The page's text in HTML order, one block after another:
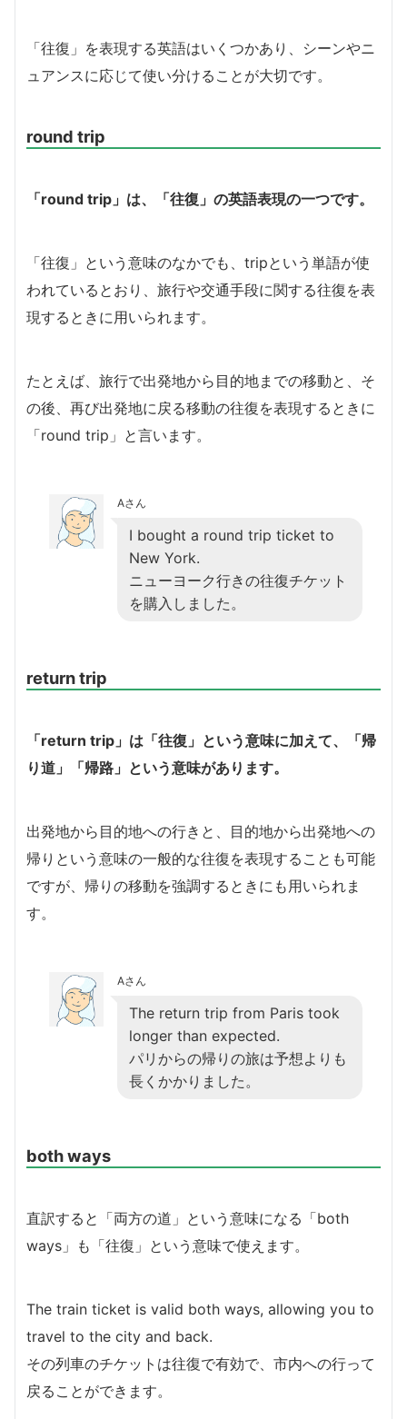
「往復」を表現する英語はいくつかあり、シーンやニ
ュアンスに応じて使い分けることが大切です。
round trip
「round trip」は、「往復」の英語表現の一つです。
「往復」という意味のなかでも、tripという単語が使
われているとおり、旅行や交通手段に関する往復を表
現するときに用いられます。
たとえば、旅行で出発地から目的地までの移動と、そ
の後、再び出発地に戻る移動の往復を表現するときに
「round trip」と言います。
Aさん
I bought a round trip ticket to
New York.
ニューヨーク行きの往復チケット
を購入しました。
return trip
「return trip」は「往復」という意味に加えて、「帰
り道」「帰路」という意味があります。
出発地から目的地への行きと、目的地から出発地への
帰りという意味の一般的な往復を表現することも可能
ですが、帰りの移動を強調するときにも用いられま
す。
Aさん
The return trip from Paris took
longer than expected.
パリからの帰りの旅は予想よりも
長くかかりました。
both ways
直訳すると「両方の道」という意味になる「both
ways」も「往復」という意味で使えます。
The train ticket is valid both ways, allowing you to
travel to the city and back.
その列車のチケットは往復で有効で、市内への行って
戻ることができます。